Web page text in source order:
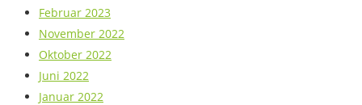
Februar 2023
November 2022
Oktober 2022
Juni 2022
Januar 2022